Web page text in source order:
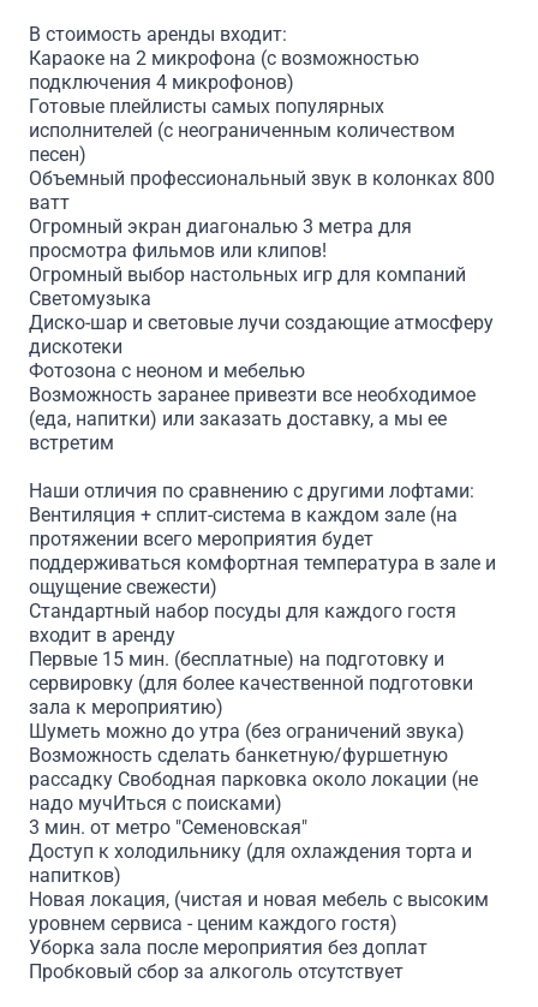
В стоимость аренды входит:
Караоке на 2 микрофона (с возможностью
подключения 4 микрофонов)
Готовые плейлисты самых популярных
исполнителей (с неограниченным количеством
песен)
Объемный профессиональный звук в колонках 800
ватт
Огромный экран диагональю 3 метра для
просмотра фильмов или клипов!
Огромный выбор настольных игр для компаний
Светомузыка
Диско-шар и световые лучи создающие атмосферу
дискотеки
Фотозона с неоном и мебелью
Возможность заранее привезти все необходимое
(еда, напитки) или заказать доставку, а мы ее
встретим
Наши отличия по сравнению с другими лофтами:
Вентиляция + сплит-система в каждом зале (на
протяжении всего мероприятия будет
поддерживаться комфортная температура в зале и
ощущение свежести)
Стандартный набор посуды для каждого гостя
входит в аренду
Первые 15 мин. (бесплатные) на подготовку и
сервировку (для более качественной подготовки
зала к мероприятию)
Шуметь можно до утра (без ограничений звука)
Возможность сделать банкетную/фуршетную
рассадку Свободная парковка около локации (не
надо мучИться с поисками)
3 мин. от метро "Семеновская"
Доступ к холодильнику (для охлаждения торта и
напитков)
Новая локация, (чистая и новая мебель с высоким
уровнем сервиса - ценим каждого гостя)
Уборка зала после мероприятия без доплат
Пробковый сбор за алкоголь отсутствует